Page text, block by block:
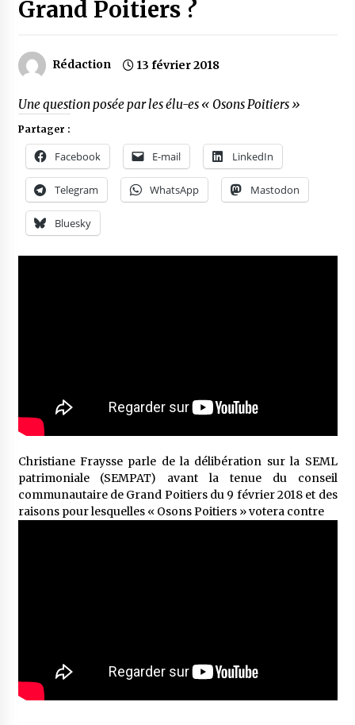
Grand Poitiers ?
Rédaction 13 février 2018
Une question posée par les élu-es « Osons Poitiers »
Partager :
Facebook E-mail LinkedIn
Telegram WhatsApp Mastodon
Bluesky
Christiane Fraysse parle de la délibération sur la SEML
patrimoniale (SEMPAT) avant la tenue du conseil
communautaire de Grand Poitiers du 9 février 2018 et des
raisons pour lesquelles « Osons Poitiers » votera contre